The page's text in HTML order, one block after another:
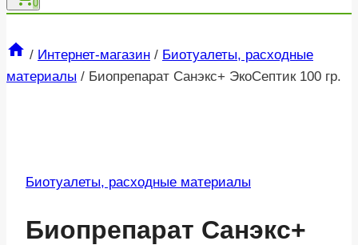
0
/ Интернет-магазин / Биотуалеты, расходные
материалы / Биопрепарат Санэкс+ ЭкоСептик 100 гр.
Биотуалеты, расходные материалы
Биопрепарат Санэкс+